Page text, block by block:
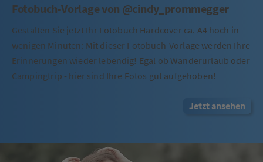
Fotobuch-Vorlage von @cindy_prommegger
Gestalten Sie jetzt Ihr Fotobuch Hardcover ca. A4 hoch in
wenigen Minuten: Mit dieser Fotobuch-Vorlage werden Ihre
Erinnerungen wieder lebendig! Egal ob Wanderurlaub oder
Campingtrip - hier sind Ihre Fotos gut aufgehoben!
Jetzt ansehen